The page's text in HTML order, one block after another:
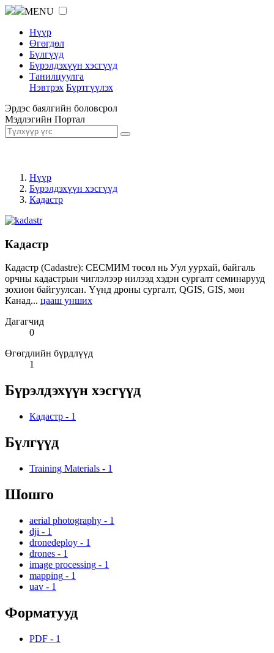
MENU
Нүүр
Өгөгдөл
Бүлгүүд
Бүрэлдэхүүн хэсгүүд
Танилцуулга
Нэвтрэх Бүртгүүлэх
Эрдэс баялгийн боловсрол
Мэдлэгийн Портал
Нүүр
Бүрэлдэхүүн хэсгүүд
Кадастр
Кадастр
Кадастр (Cadastre): СЕСМИМ төсөл нь Уул уурхай, байгаль
орчны кадастрын чиглэлээр нилээд хэдэн сургалт семинарууд
зохион байгуулсан. Үүнд дроны сургалт, QGIS, GIS, мөн
Канад... цааш унших
Дагагчид
0
Өгөгдлийн бүрдлүүд
1
Бүрэлдэхүүн хэсгүүд
Кадастр - 1
Бүлгүүд
Training Materials - 1
Шошго
aerial photography - 1
dji - 1
dronedeploy - 1
drones - 1
image processing - 1
mapping - 1
uav - 1
Форматууд
PDF - 1